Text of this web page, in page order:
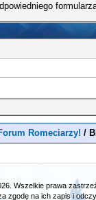
Romeciarzy! /
Wszelkie prawa
na ich zapis i